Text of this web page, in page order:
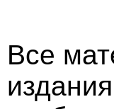
Все